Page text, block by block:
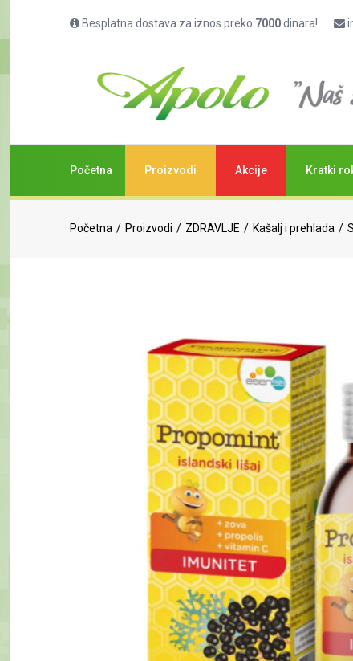
Besplatna dostava za iznos preko 7000dinara!
Početna Proizvodi Akcije Kratki
Početna Proizvodi ZDRAVLJE Kašalj i prehlada